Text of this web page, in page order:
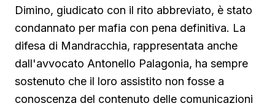
Dimino, giudicato con il rito abbreviato, è stato
condannato per mafia con pena definitiva. La
difesa di Mandracchia, rappresentata anche
dall'avvocato Antonello Palagonia, ha sempre
sostenuto che il loro assistito non fosse a
conoscenza del contenuto delle comunicazioni